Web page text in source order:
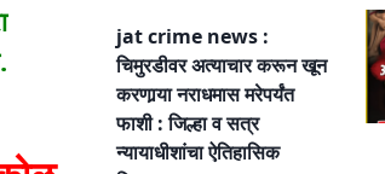
jat crime news :
चिमुरडीवर अत्याचार करून खून
करणार्‍या नराधमास मरेपर्यंत
फाशी : जिल्हा व सत्र
न्यायाधीशांचा ऐतिहासिक